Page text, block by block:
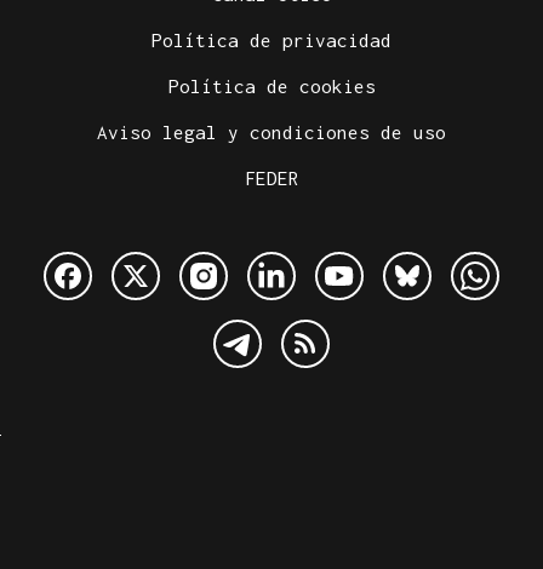
Política de privacidad
Política de cookies
Aviso legal y condiciones de uso
FEDER